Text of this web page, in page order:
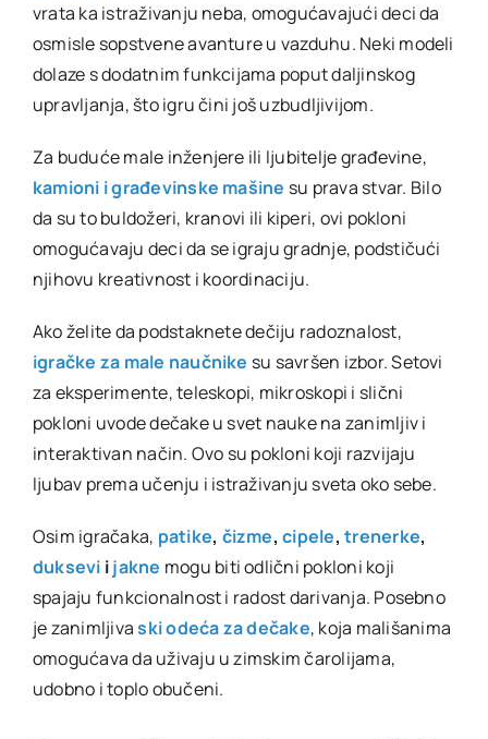
vrata ka istraživanju neba, omogućavajući deci da
osmisle sopstvene avanture u vazduhu. Neki modeli
dolaze s dodatnim funkcijama poput daljinskog
upravljanja, što igru čini još uzbudljivijom.
Za buduće male inženjere ili ljubitelje građevine,
kamioni i građevinske mašine su prava stvar. Bilo
da su to buldožeri, kranovi ili kiperi, ovi pokloni
omogućavaju deci da se igraju gradnje, podstičući
njihovu kreativnost i koordinaciju.
Ako želite da podstaknete dečiju radoznalost,
igračke za male naučnike su savršen izbor. Setovi
za eksperimente, teleskopi, mikroskopi i slični
pokloni uvode dečake u svet nauke na zanimljiv i
interaktivan način. Ovo su pokloni koji razvijaju
ljubav prema učenju i istraživanju sveta oko sebe.
Osim igračaka, patike, čizme,cipele,trenerke,
duksevi ijakne mogu biti odlični pokloni koji
spajaju funkcionalnost i radost darivanja. Posebno
je zanimljivaski odeća za dečake, koja mališanima
omogućava da uživaju u zimskim čarolijama,
udobno i toplo obučeni.